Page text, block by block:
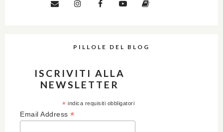
PILLOLE DEL BLOG
ISCRIVITI ALLA
NEWSLETTER
* indica requisiti obbligatori
Email Address *